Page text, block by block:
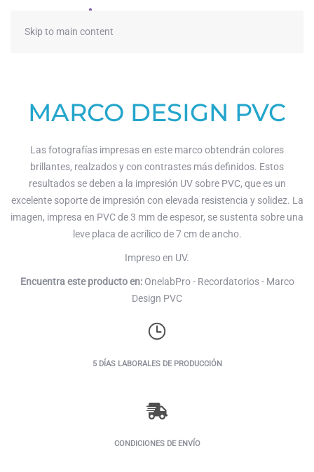
Skip to main content
MARCO DESIGN PVC
Las fotografías impresas en este marco obtendrán colores
brillantes, realzados y con contrastes más definidos. Estos
resultados se deben a la impresión UV sobre PVC, que es un
excelente soporte de impresión con elevada resistencia y solidez. La
imagen, impresa en PVC de 3 mm de espesor, se sustenta sobre una
leve placa de acrílico de 7 cm de ancho.
Impreso en UV.
Encuentra este producto en:OnelabPro - Recordatorios - Marco
Design PVC
5 DÍAS LABORALES DE PRODUCCIÓN
CONDICIONES DE ENVÍO